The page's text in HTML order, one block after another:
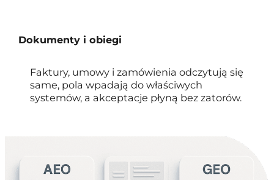
Dokumenty i obiegi
Faktury, umowy i zamówienia odczytują się
same, pola wpadają do właściwych
systemów, a akceptacje płyną bez zatorów.